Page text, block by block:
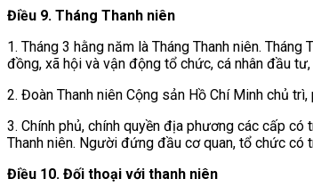
Điều 9. Tháng Thanh niên
1. Tháng 3 hằng năm là Tháng Thanh niên.
đồng, xã hội và vận động tổ chức, cá nhân đầu tư,
2. Đoàn Thanh niên Cộng sản Hồ Chí Minh chủ
3. Chính phủ, chính quyền địa phương các cấp
Thanh niên. Người đứng đầu cơ quan, tổ chức có
Điều 10. Đối thoại với thanh niên